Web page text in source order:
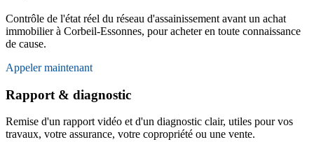
Contrôle de l'état réel du réseau d'assainissement avant un achat
immobilier à Corbeil-Essonnes, pour acheter en toute connaissance
de cause.
Appeler maintenant
Rapport & diagnostic
Remise d'un rapport vidéo et d'un diagnostic clair, utiles pour vos
travaux, votre assurance, votre copropriété ou une vente.